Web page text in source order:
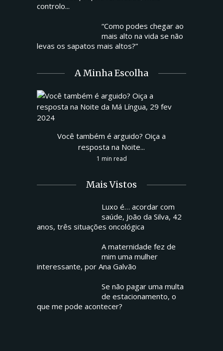
controlo...
“Como podes chegar ao
mais alto na vida se não
levas os sapatos mais altos?”
A Minha Escolha
Você também é arguido? Oiça a
resposta na Noite...
1 min read
Mais Vistos
Luxo é… acordar com
saúde, João da Silva, 42
anos, três situações oncológica
A maternidade fez de
mim uma mulher
interessante, por Ana Galvão
Se não pagar uma multa
de estacionamento, o
que me pode acontecer?